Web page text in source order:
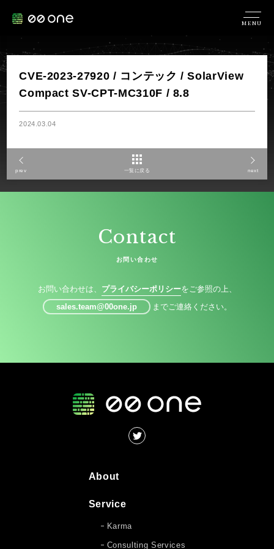
MENU
CVE-2023-27920 / コンテック / SolarView
Compact SV-CPT-MC310F / 8.8
2024.03.04
prev 一覧に戻る next
Contact
お問い合わせ
お問い合わせは、 プライバシーポリシーをご参照の上、
sales.team@00one.jp
までご連絡ください。
About
Service
Karma
Consulting Services